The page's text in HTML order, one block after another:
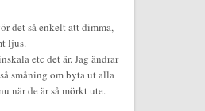
det så enkelt att dimma,
ljus.
etc det är. Jag ändrar
småning om byta ut alla
när de är så mörkt ute.